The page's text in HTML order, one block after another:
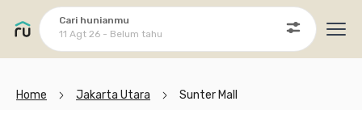
Cari hunianmu
11 Agt 26 - Belum tahu
Home Jakarta Utara Sunter Mall